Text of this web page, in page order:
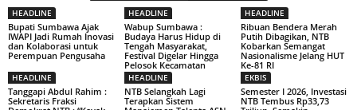
HEADLINE
Bupati Sumbawa Ajak
IWAPI Jadi Rumah Inovasi
dan Kolaborasi untuk
Perempuan Pengusaha
HEADLINE
Wabup Sumbawa :
Budaya Harus Hidup di
Tengah Masyarakat,
Festival Digelar Hingga
Pelosok Kecamatan
HEADLINE
Ribuan Bendera Merah
Putih Dibagikan, NTB
Kobarkan Semangat
Nasionalisme Jelang HUT
Ke-81 RI
HEADLINE
Tanggapi Abdul Rahim :
Sekretaris Fraksi
HEADLINE
NTB Selangkah Lagi
Terapkan Sistem
EKBIS
Semester I 2026, Investasi
NTB Tembus Rp33,73